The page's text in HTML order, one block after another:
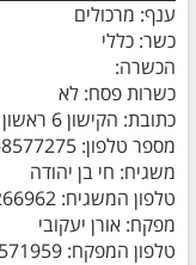
ענף: מרכולים
כשר: כללי
הכשרה:
כשרות פסח: לא
כתובת: הקישון 6 ראשון לציון
מספר טלפון: 050-8577275
משגיח: חי בן יהודה
טלפון המשגיח: 052-3266962
מפקח: אורן יעקובי
טלפון המפקח: 050-3571959